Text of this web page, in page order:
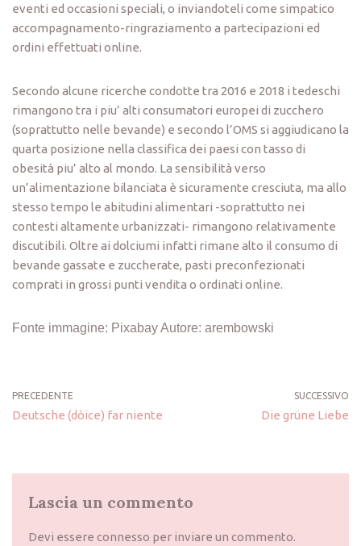
eventi ed occasioni speciali, o inviandoteli come simpatico
accompagnamento-ringraziamento a partecipazioni ed
ordini effettuati online.
Secondo alcune ricerche condotte tra 2016 e 2018 i tedeschi
rimangono tra i piu’ alti consumatori europei di zucchero
(soprattutto nelle bevande) e secondo l’OMS si aggiudicano la
quarta posizione nella classifica dei paesi con tasso di
obesità piu’ alto al mondo. La sensibilità verso
un’alimentazione bilanciata è sicuramente cresciuta, ma allo
stesso tempo le abitudini alimentari -soprattutto nei
contesti altamente urbanizzati- rimangono relativamente
discutibili. Oltre ai dolciumi infatti rimane alto il consumo di
bevande gassate e zuccherate, pasti preconfezionati
comprati in grossi punti vendita o ordinati online.
Fonte immagine: Pixabay Autore: arembowski
PRECEDENTE
Deutsche (dòice) far niente
SUCCESSIVO
Die grüne Liebe
Lascia un commento
Devi essere connesso per inviare un commento.